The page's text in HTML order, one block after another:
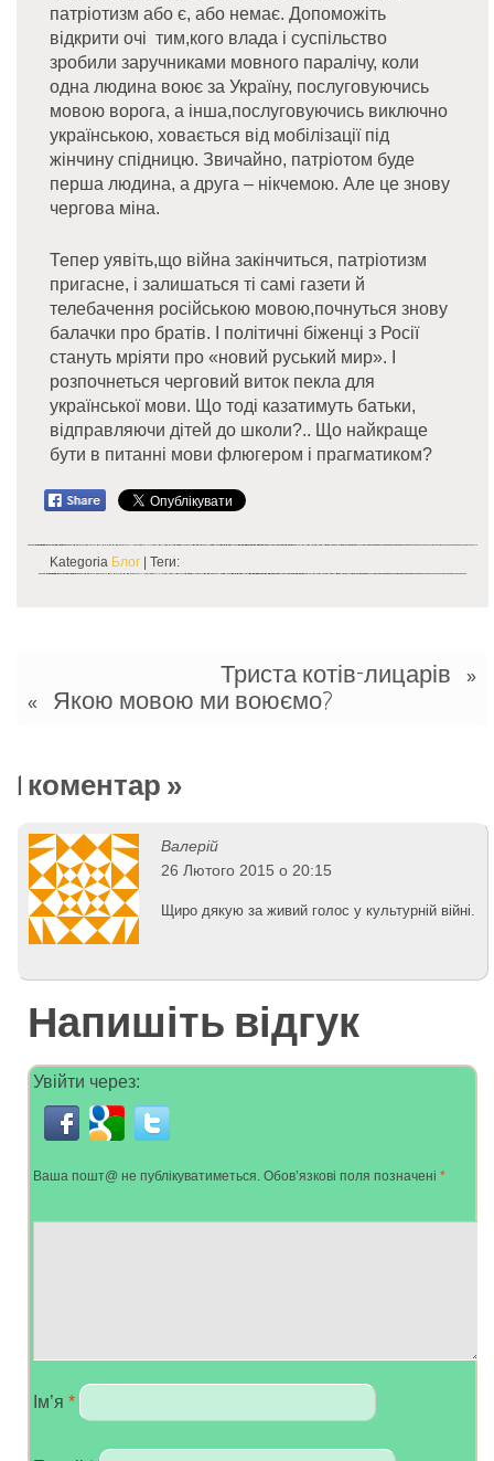
патріотизм або є, або немає. Допоможіть
відкрити очі тим,кого влада і суспільство
зробили заручниками мовного паралічу, коли
одна людина воює за Україну, послуговуючись
мовою ворога, а інша,послуговуючись виключно
українською, ховається від мобілізації під
жінчину спідницю. Звичайно, патріотом буде
перша людина, а друга – нікчемою. Але це знову
чергова міна.
Тепер уявіть,що війна закінчиться, патріотизм
пригасне, і залишаться ті самі газети й
телебачення російською мовою,почнуться знову
балачки про братів. І політичні біженці з Росії
стануть мріяти про «новий руський мир». І
розпочнеться черговий виток пекла для
української мови. Що тоді казатимуть батьки,
відправляючи дітей до школи?.. Що найкраще
бути в питанні мови флюгером і прагматиком?
Kategoria Блог | Теги:
Триста котів-лицарів
»
«
Якою мовою ми воюємо?
1 коментар »
Валерій
26 Лютого 2015 о 20:15
Щиро дякую за живий голос у культурній війні.
Напишіть відгук
Увійти через:
Ваша пошт@ не публікуватиметься. Обов’язкові поля позначені *
Ім’я *